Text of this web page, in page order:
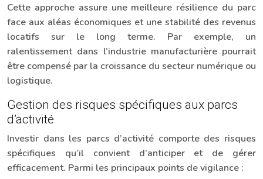
Cette approche assure une meilleure résilience du parc
face aux aléas économiques et une stabilité des revenus
locatifs sur le long terme. Par exemple, un
ralentissement dans l’industrie manufacturière pourrait
être compensé par la croissance du secteur numérique ou
logistique.
Gestion des risques spécifiques aux parcs
d’activité
Investir dans les parcs d’activité comporte des risques
spécifiques qu’il convient d’anticiper et de gérer
efficacement. Parmi les principaux points de vigilance :